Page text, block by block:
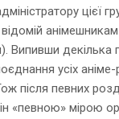
цієї
Випивши
усіх
після певних
«певною» мірою